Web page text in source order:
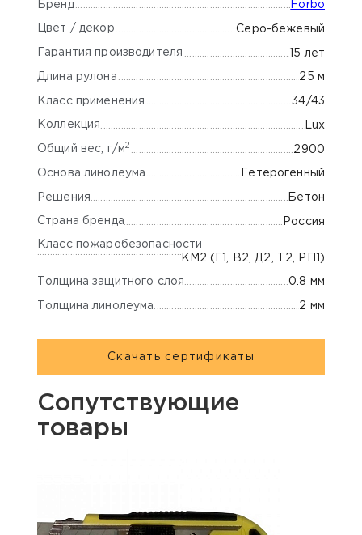
Бренд Forbo
Цвет / декор Серо-бежевый
Гарантия производителя 15 лет
Длина рулона 25 м
Класс применения 34/43
Коллекция Lux
Общий вес, г/м 2 2900
Основа линолеума Гетерогенный
Решения Бетон
Страна бренда Россия
Класс пожаробезопасности
КМ2 (Г1, В2, Д2, Т2, РП1)
Толщина защитного слоя 0.8 мм
Толщина линолеума 2 мм
Скачать сертификаты
Сопутствующие
товары